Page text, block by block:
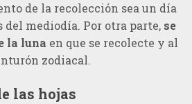
de la recolección sea un día
del mediodía. Por otra parte, se
la luna en que se recolecte y al
zodiacal.
las hojas